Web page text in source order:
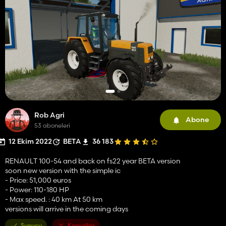
Rob Agri
53 aboneleri
Abone
12 Ekim 2022 BETA 36 183
RENAULT 100-54 and back on fs22 year BETA version
soon new version with the simple ic
- Price: 51,000 euros
- Power: 110-180 HP
- Max speed. : 40 km At 50 km
versions will arrive in the coming days